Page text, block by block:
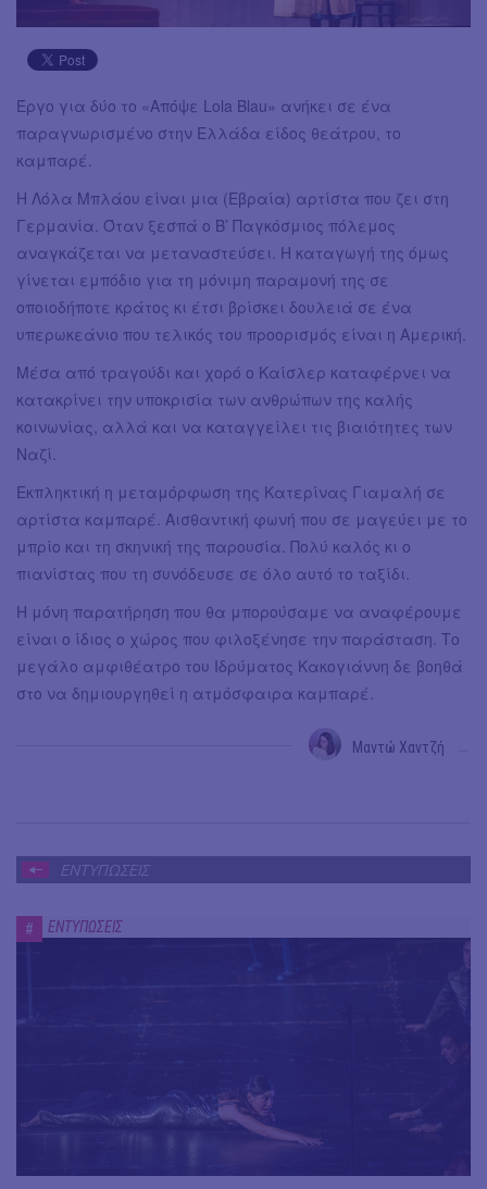
Έργο για δύο το «Απόψε Lola Blau» ανήκει σε ένα
παραγνωρισμένο στην Ελλάδα είδος θεάτρου, το
καμπαρέ.
Η Λόλα Μπλάου είναι μια (Εβραία) αρτίστα που ζει στη
Γερμανία. Όταν ξεσπά ο Β’ Παγκόσμιος πόλεμος
αναγκάζεται να μεταναστεύσει. Η καταγωγή της όμως
γίνεται εμπόδιο για τη μόνιμη παραμονή της σε
οποιοδήποτε κράτος κι έτσι βρίσκει δουλειά σε ένα
υπερωκεάνιο που τελικός του προορισμός είναι η Αμερική.
Μέσα από τραγούδι και χορό ο Καίσλερ καταφέρνει να
κατακρίνει την υποκρισία των ανθρώπων της καλής
κοινωνίας, αλλά και να καταγγείλει τις βιαιότητες των
Ναζί.
Εκπληκτική η μεταμόρφωση της Κατερίνας Γιαμαλή σε
αρτίστα καμπαρέ. Αισθαντική φωνή που σε μαγεύει με το
μπρίο και τη σκηνική της παρουσία. Πολύ καλός κι ο
πιανίστας που τη συνόδευσε σε όλο αυτό το ταξίδι.
Η μόνη παρατήρηση που θα μπορούσαμε να αναφέρουμε
είναι ο ίδιος ο χώρος που φιλοξένησε την παράσταση. Το
μεγάλο αμφιθέατρο του Ιδρύματος Κακογιάννη δε βοηθά
στο να δημιουργηθεί η ατμόσφαιρα καμπαρέ.
Μαντώ Χαντζή
ΕΝΤΥΠΩΣΕΙΣ
# ΕΝΤΥΠΩΣΕΙΣ